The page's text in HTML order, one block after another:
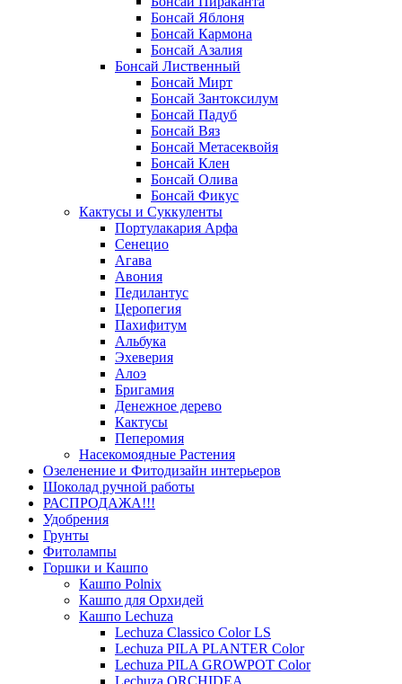
Бонсай Яблоня
Бонсай Кармона
Бонсай Азалия
Бонсай Лиственный
Бонсай Мирт
Бонсай Зантоксилум
Бонсай Падуб
Бонсай Вяз
Бонсай Метасеквойя
Бонсай Клен
Бонсай Олива
Бонсай Фикус
Кактусы и Суккуленты
Портулакария Арфа
Сенецио
Агава
Авония
Педилантус
Церопегия
Пахифитум
Альбука
Эхеверия
Алоэ
Бригамия
Денежное дерево
Кактусы
Пеперомия
Насекомоядные Растения
Озеленение и Фитодизайн интерьеров
Шоколад ручной работы
РАСПРОДАЖА!!!
Удобрения
Грунты
Фитолампы
Горшки и Кашпо
Кашпо Polnix
Кашпо для Орхидей
Кашпо Lechuza
Lechuza Classico Color LS
Lechuza PILA PLANTER Color
Lechuza PILA GROWPOT Color